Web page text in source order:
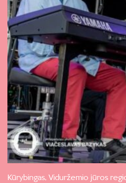
Kūrybingas, Viduržemio jūros